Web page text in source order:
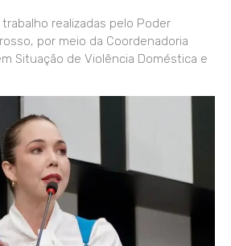
realizadas pelo Poder
por meio da Coordenadoria
Situação de Violência Doméstica e